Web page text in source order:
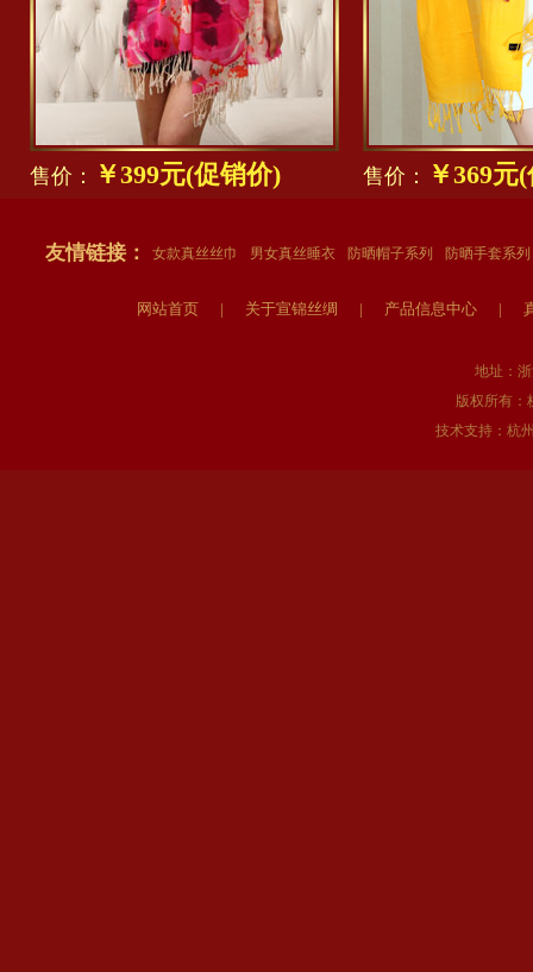
售价： ￥399元(促销价) 售价： ￥369元
友情链接： 女款真丝丝巾 男女真丝睡衣 防晒帽子系列 防晒手套系列
网站首页 | 关于宣锦丝绸 | 产品信息中心 |
地址：
版权所有
技术支持： 杭